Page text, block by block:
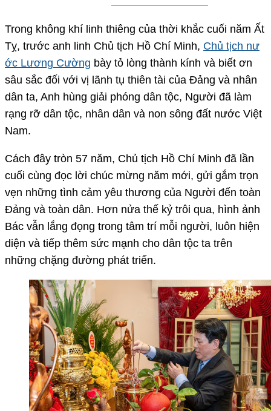
Trong không khí linh thiêng của thời khắc cuối năm Ất
Tỵ, trước anh linh Chủ tịch Hồ Chí Minh, Chủ tịch nư
ớc Lương Cường bày tỏ lòng thành kính và biết ơn
sâu sắc đối với vị lãnh tụ thiên tài của Đảng và nhân
dân ta, Anh hùng giải phóng dân tộc, Người đã làm
rạng rỡ dân tộc, nhân dân và non sông đất nước Việt
Nam.
Cách đây tròn 57 năm, Chủ tịch Hồ Chí Minh đã lần
cuối cùng đọc lời chúc mừng năm mới, gửi gắm trọn
vẹn những tình cảm yêu thương của Người đến toàn
Đảng và toàn dân. Hơn nửa thế kỷ trôi qua, hình ảnh
Bác vẫn lắng đọng trong tâm trí mỗi người, luôn hiện
diện và tiếp thêm sức mạnh cho dân tộc ta trên
những chặng đường phát triển.